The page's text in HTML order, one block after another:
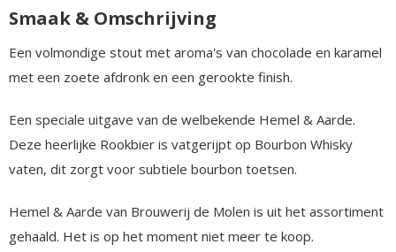
Smaak & Omschrijving
Een volmondige stout met aroma's van chocolade en karamel
met een zoete afdronk en een gerookte finish.
Een speciale uitgave van de welbekende Hemel & Aarde.
Deze heerlijke Rookbier is vatgerijpt op Bourbon Whisky
vaten, dit zorgt voor subtiele bourbon toetsen.
Hemel & Aarde van Brouwerij de Molen is uit het assortiment
gehaald. Het is op het moment niet meer te koop.